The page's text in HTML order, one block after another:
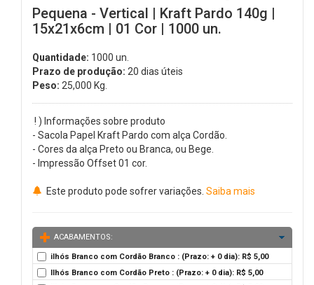
Pequena - Vertical | Kraft Pardo 140g |
15x21x6cm | 01 Cor | 1000 un.
Quantidade: 1000 un.
Prazo de produção: 20 dias úteis
Peso: 25,000 Kg.
! ) Informações sobre produto
- Sacola Papel Kraft Pardo com alça Cordão.
- Cores da alça Preto ou Branca, ou Bege.
- Impressão Offset 01 cor.
Este produto pode sofrer variações. Saiba mais
ACABAMENTOS:
ilhós Branco com Cordão Branco : (Prazo: + 0 dia): R$ 5,00
Ilhós Branco com Cordão Preto : (Prazo: + 0 dia): R$ 5,00